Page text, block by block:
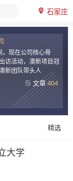
 石家庄
现在公司核心骨
访活动，澳新项目冠
新团队带头人
文章404
精选
大学